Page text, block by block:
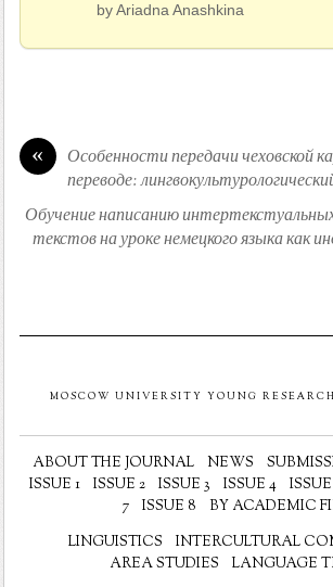
by Ariadna Anashkina
«
Особенности передачи чеховской
переводе:
Обучение написанию
текстов на уроке немецкого языка как
MOSCOW UNIVERSITY YOUNG
ABOUT THE JOURNAL NEWS
ISSUE 1
ISSUE 2 ISSUE 3 ISSUE 4 ISSUE
7
ISSUE 8
BY ACADEMIC
LINGUISTICS
INTERCULTURAL
AREA STUDIES
LANGUAGE